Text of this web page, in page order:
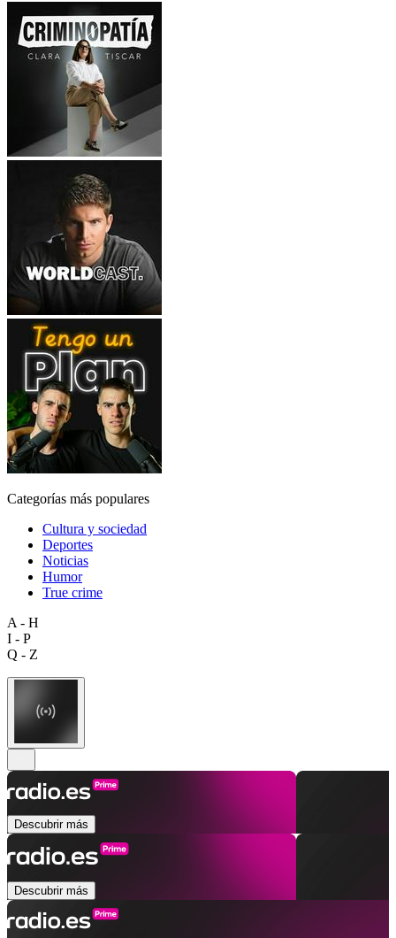
Categorías más populares
Cultura y sociedad
Deportes
Noticias
Humor
True crime
A - H
I - P
Q - Z
Descubrir más
Descubrir más